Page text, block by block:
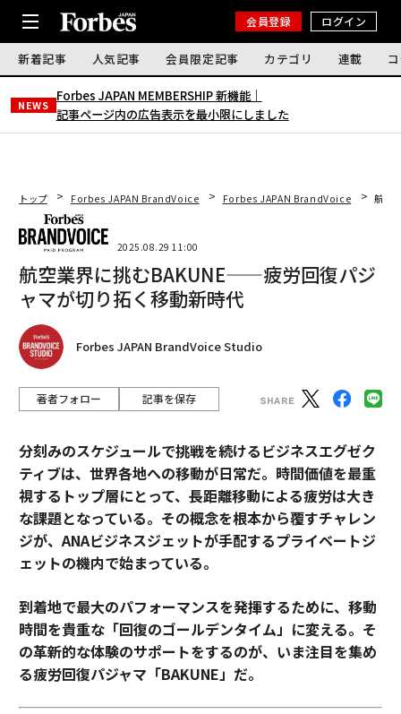
会員登録 ログイン
新着記事 人気記事 会員限定記事 カテゴリ 連載
NEWS
Forbes JAPAN MEMBERSHIP 新機能｜
記事ページ内の広告表示を最小限にしました
トップ Forbes JAPAN BrandVoice Forbes JAPAN BrandVoice 航空
2025.08.29 11:00
航空業界に挑むBAKUNE——疲労回復パジ
ャマが切り拓く移動新時代
Forbes JAPAN BrandVoice Studio
著者フォロー 記事を保存
分刻みのスケジュールで挑戦を続けるビジネスエグゼク
ティブは、世界各地への移動が日常だ。時間価値を最重
視するトップ層にとって、長距離移動による疲労は大き
な課題となっている。その概念を根本から覆すチャレン
ジが、ANAビジネスジェットが手配するプライベートジ
ェットの機内で始まっている。
到着地で最大のパフォーマンスを発揮するために、移動
時間を貴重な「回復のゴールデンタイム」に変える。そ
の革新的な体験のサポートをするのが、いま注目を集め
る疲労回復パジャマ「BAKUNE」だ。